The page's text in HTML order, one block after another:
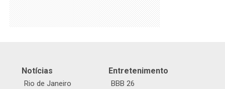
Notícias
Rio de Janeiro
Entretenimento
BBB 26